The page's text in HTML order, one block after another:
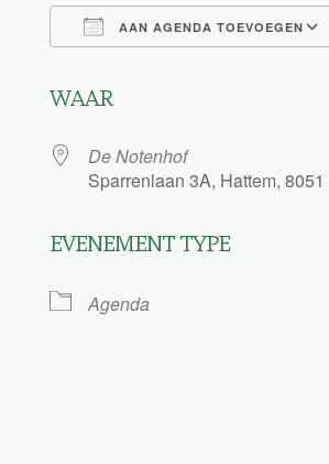
AAN AGENDA TOEVOEGEN
WAAR
De Notenhof
Sparrenlaan 3A, Hattem, 8051
EVENEMENT TYPE
Agenda